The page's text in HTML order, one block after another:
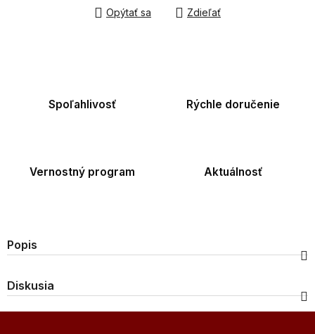
Opýtať sa Zdieľať
Spoľahlivosť Rýchle doručenie
Vernostný program Aktuálnosť
Popis
Diskusia